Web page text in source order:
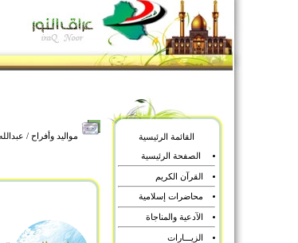
مواليد وأفراح / القائمة الرئيسية
الصفحة الرئيسية
القرآن الكريم
محاضرات إسلامية
الآدعية والمناجاة
الزيـــارات